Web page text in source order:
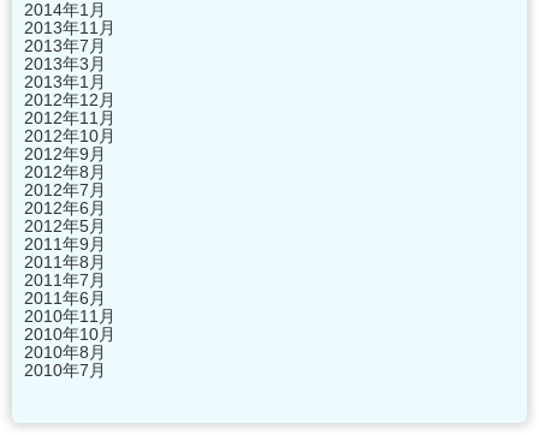
2014年1月
2013年11月
2013年7月
2013年3月
2013年1月
2012年12月
2012年11月
2012年10月
2012年9月
2012年8月
2012年7月
2012年6月
2012年5月
2011年9月
2011年8月
2011年7月
2011年6月
2010年11月
2010年10月
2010年8月
2010年7月